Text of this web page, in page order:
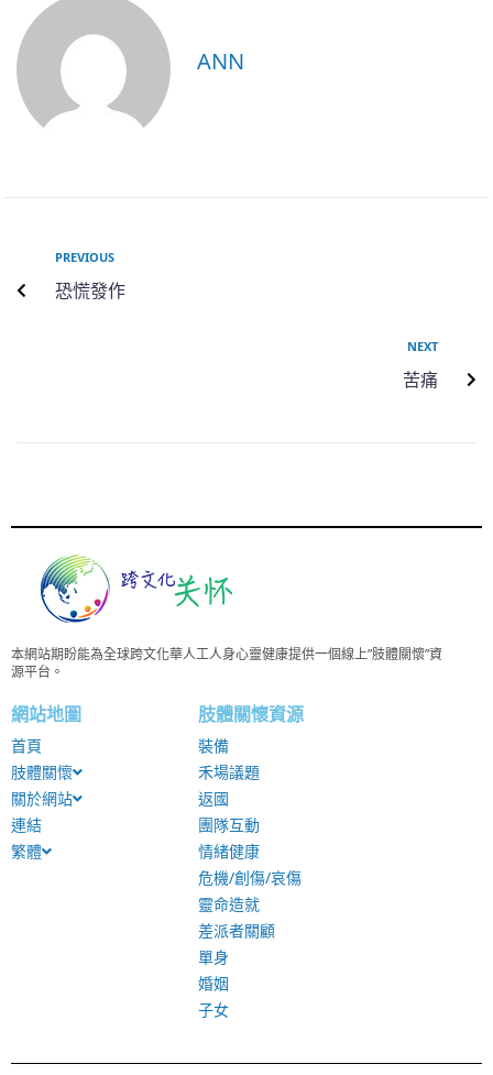
ANN
PREVIOUS
恐慌發作
NEXT
苦痛
本網站期盼能為全球跨文化華人工人身心靈健康提供一個線上”肢體關懷”資
源平台。
網站地圖
首頁
肢體關懷
關於網站
連結
繁體
肢體關懷資源
裝備
禾場議題
返國
團隊互動
情緒健康
危機/創傷/哀傷
靈命造就
差派者關顧
單身
婚姻
子女